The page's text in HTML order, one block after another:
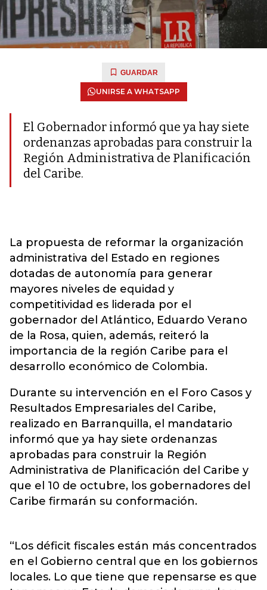
GUARDAR
UNIRSE A WHATSAPP
El Gobernador informó que ya hay siete
ordenanzas aprobadas para construir la
Región Administrativa de Planificación
del Caribe.
La propuesta de reformar la organización
administrativa del Estado en regiones
dotadas de autonomía para generar
mayores niveles de equidad y
competitividad es liderada por el
gobernador del Atlántico, Eduardo Verano
de la Rosa, quien, además, reiteró la
importancia de la región Caribe para el
desarrollo económico de Colombia.
Durante su intervención en el Foro Casos y
Resultados Empresariales del Caribe,
realizado en Barranquilla, el mandatario
informó que ya hay siete ordenanzas
aprobadas para construir la Región
Administrativa de Planificación del Caribe y
que el 10 de octubre, los gobernadores del
Caribe firmarán su conformación.
“Los déficit fiscales están más concentrados
en el Gobierno central que en los gobiernos
locales. Lo que tiene que repensarse es que